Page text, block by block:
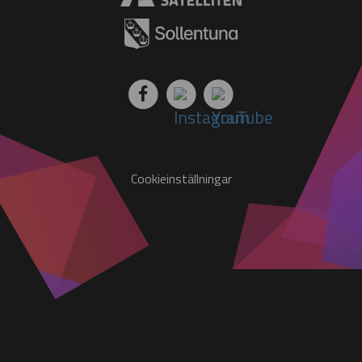
11 jun till 11 jun - School´s Out Festival 2026!
22 jun - Sommar 2026
29 jun till 10 jul - Badbussen 2026
JUL
21 jul - Tillgänglighetssatsning
Cookieinställningar